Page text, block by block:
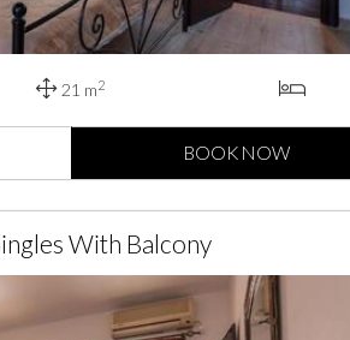
21 m2
BOOK NOW
With Balcony